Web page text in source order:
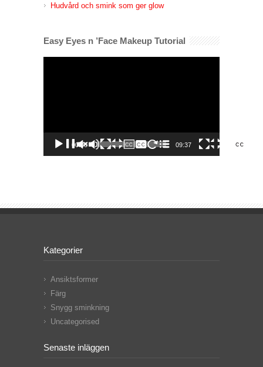
Hudvård och smink som ger glow
Easy Eyes n ’Face Makeup Tutorial
00:00 09:37
Kategorier
Ansiktsformer
Färg
Snygg sminkning
Uncategorised
Senaste inläggen